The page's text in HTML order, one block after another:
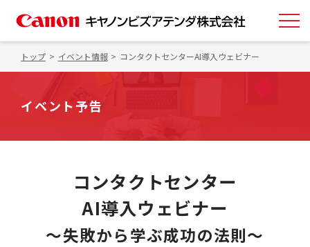
トップ イベント情報 コンタクトセンターAI導入ウェビナー
イベント予告
コンタクトセンター
AI導入ウェビナー
～失敗から学ぶ成功の法則～